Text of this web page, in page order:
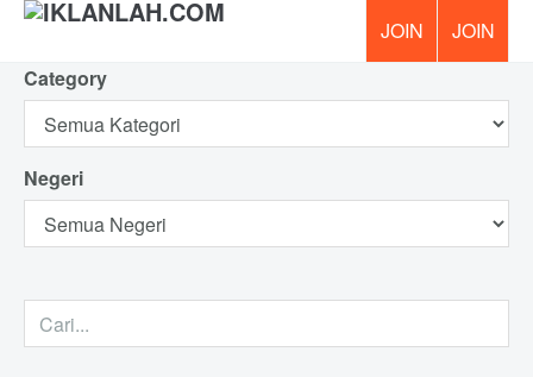
Category
Negeri